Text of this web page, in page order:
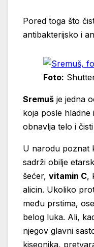
Pored toga što
antibakterijsko i
Foto:
Sremuš je jedna
koja posle hladne
obnavlja telo i
U narodu poznat
sadrži obilje
šećer, vitamin C,
alicin. Ukoliko
među prstima,
belog luka. Ali,
njegov glavni
kiseonika,